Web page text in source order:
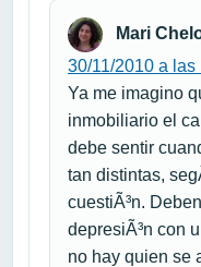
Mari
30/11/2010 a las
Ya me imagino
inmobiliario el
debe sentir
tan distintas,
cuestiÃ³n.
depresiÃ³n con
no hay quien se